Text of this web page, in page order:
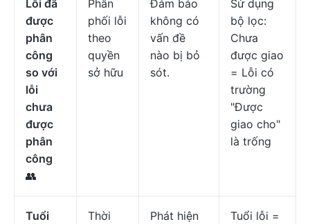
Lỗi đã
được
phân
công
so với
lỗi
chưa
được
phân
công
👥
Phân
phối lỗi
theo
quyền
sở hữu
Đảm bảo
không có
vấn đề
nào bị bỏ
sót.
Sử dụng
bộ lọc:
Chưa
được giao
= Lỗi có
trường
"Được
giao cho"
là trống
Tuổi
Thời
Phát hiện
Tuổi lỗi =